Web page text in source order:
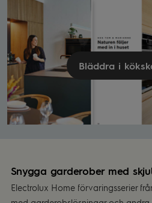
Bläddra i
Snygga garderober med
Electrolux Home förvaringsserier